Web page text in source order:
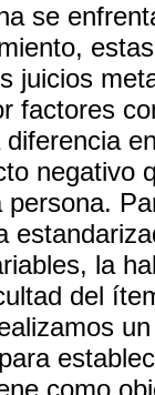
se
juicios
factores
negativo
persona.
la
del
como